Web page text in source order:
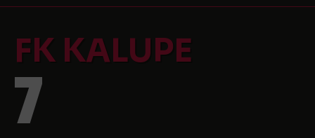
FK KALUPE
7